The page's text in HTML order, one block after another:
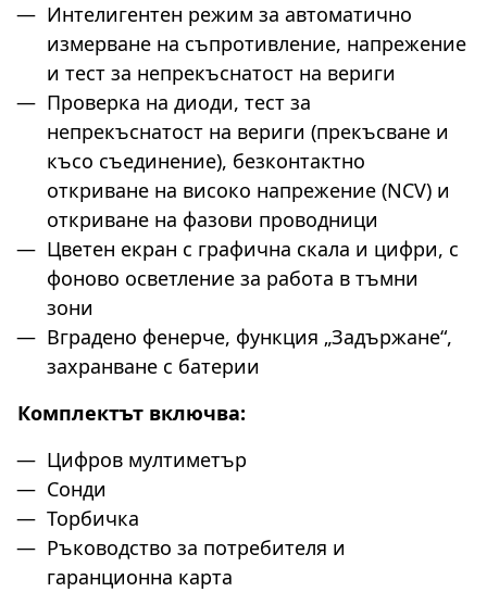
Интелигентен режим за автоматично
измерване на съпротивление, напрежение
и тест за непрекъснатост на вериги
Проверка на диоди, тест за
непрекъснатост на вериги (прекъсване и
късо съединение), безконтактно
откриване на високо напрежение (NCV) и
откриване на фазови проводници
Цветен екран с графична скала и цифри, с
фоново осветление за работа в тъмни
зони
Вградено фенерче, функция „Задържане“,
захранване с батерии
Комплектът включва:
Цифров мултиметър
Сонди
Торбичка
Ръководство за потребителя и
гаранционна карта